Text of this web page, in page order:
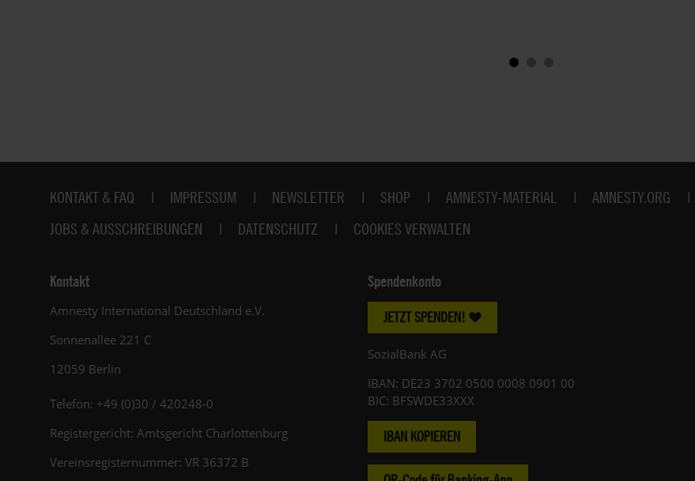
Fußbereich
KONTAKT & FAQ IMPRESSUM NEWSLETTER SHOP AMNESTY-MATERIAL AMNESTY.ORG
JOBS & AUSSCHREIBUNGEN
DATENSCHUTZ COOKIES VERWALTEN
Kontakt
Amnesty International Deutschland e.V.
Sonnenallee 221 C
12059 Berlin
Telefon: +49 (0)30 / 420248-0
Registergericht: Amtsgericht Charlottenburg
Vereinsregisternummer: VR 36372 B
Spendenkonto
JETZT SPENDEN!
SozialBank AG
IBAN: DE23 3702 0500 0008 0901 00
BIC: BFSWDE33XXX
IBAN KOPIEREN